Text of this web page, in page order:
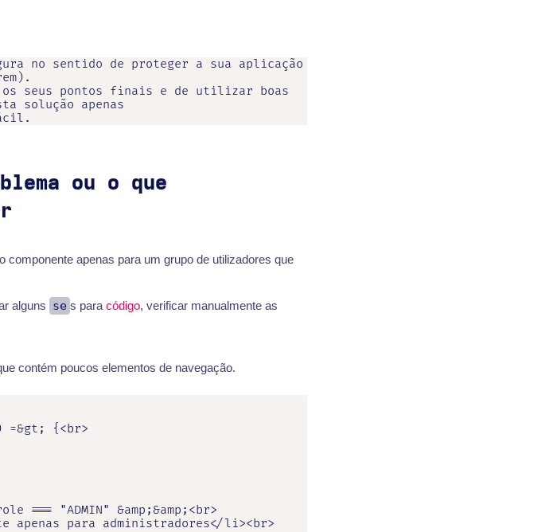
no sentido de proteger a sua aplicação
os seus pontos finais e de utilizar boas
solução apenas
ou o que
apenas para um grupo de utilizadores que
alguns se s para código, verificar manualmente as
contém poucos elementos de navegação.
=&gt; {<br>
=== "ADMIN" &amp;&amp;<br>
apenas para administradores</li><br>